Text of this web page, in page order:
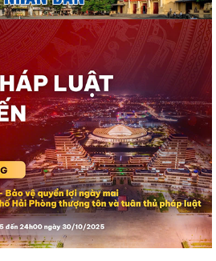
gìn giữ và phát huy giá trị văn hóa
Hải thăm, tặng quà hội viên cựu chiến
của Mặt trận Tổ quốc – Xây dựng “Mặt
khu Cát Hải thăm, tặng quà các gia đình
Đình Phù Long năm 2026
tưởng niệm các Anh hùng liệt sĩ nhân kỷ